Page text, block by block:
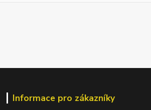
Informace pro zákazníky